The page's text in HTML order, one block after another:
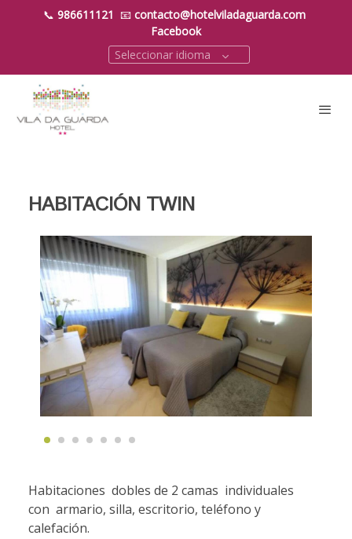
📞 986611121 📧 contacto@hotelviladaguarda.com
Facebook
Seleccionar idioma
HABITACIÓN TWIN
Habitaciones dobles de 2 camas individuales
con armario, silla, escritorio, teléfono y
calefación.